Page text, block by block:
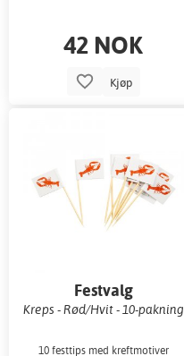
42 NOK
Kjøp
Festvalg
Kreps - Rød/Hvit - 10-pakning
10 festtips med kreftmotiver